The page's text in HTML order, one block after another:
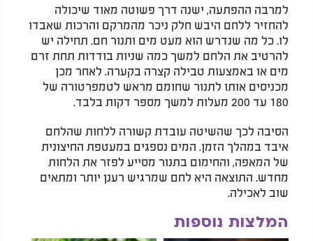
למרבה ההפתעה, ישנה דרך פשוטה מאוד שיכולה
להחזיר ללחם היבש חלק ניכר מהמרקם והרכות שאבדו
לו. כל מה שנדרש הוא מעט מים ותנור חם. תחילה יש
להרטיב את הלחם למשך כמה שניות בודדות תחת זרם
מים או באמצעות טבילה קצרה בקערה. לאחר מכן
מכניסים אותו לתנור שחומם מראש לטמפרטורה של
180 עד 200 מעלות למשך מספר דקות בלבד.
הסיבה לכך שהשיטה עובדת קשורה ללחות שהלחם
איבד במהלך הזמן. המים נספגים במעטפת החיצונית
של המאפה, והחימום בתנור מסייע לפזר את הלחות
מחדש. התוצאה היא לחם שמרגיש רענן יותר ומתאים
שוב לאכילה.
המלצות נוספות